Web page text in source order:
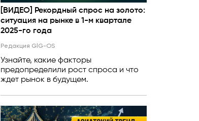
[ВИДЕО] Рекордный спрос на золото:
ситуация на рынке в 1-м квартале
2025-го года
Редакция GlG-OS
Узнайте, какие факторы
предопределили рост спроса и что
ждет рынок в будущем.